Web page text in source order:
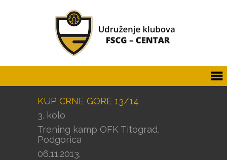
KUP CRNE GORE 13/14
3. kolo
Trening kamp OFK Titograd,
Podgorica
06.11.2013.